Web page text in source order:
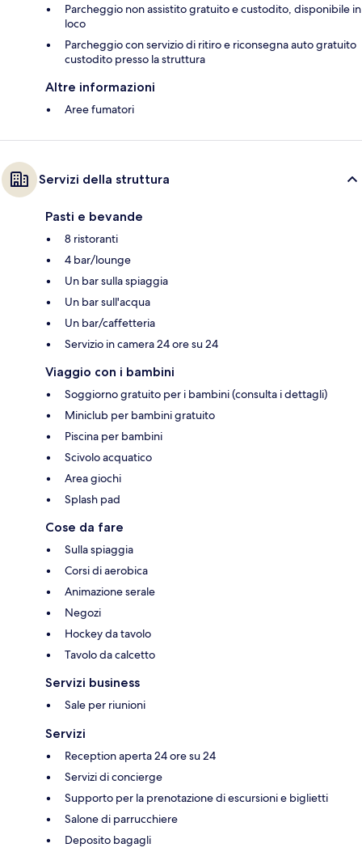
Parcheggio non assistito gratuito e custodito, disponibile in
loco
Parcheggio con servizio di ritiro e riconsegna auto gratuito
custodito presso la struttura
Altre informazioni
Aree fumatori
Servizi della struttura
Pasti e bevande
8 ristoranti
4 bar/lounge
Un bar sulla spiaggia
Un bar sull'acqua
Un bar/caffetteria
Servizio in camera 24 ore su 24
Viaggio con i bambini
Soggiorno gratuito per i bambini (consulta i dettagli)
Miniclub per bambini gratuito
Piscina per bambini
Scivolo acquatico
Area giochi
Splash pad
Cose da fare
Sulla spiaggia
Corsi di aerobica
Animazione serale
Negozi
Hockey da tavolo
Tavolo da calcetto
Servizi business
Sale per riunioni
Servizi
Reception aperta 24 ore su 24
Servizi di concierge
Supporto per la prenotazione di escursioni e biglietti
Salone di parrucchiere
Deposito bagagli